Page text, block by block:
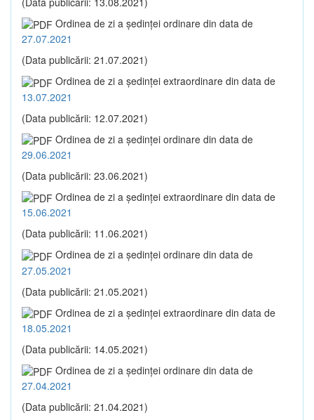
Ordinea de zi a şedinţei ordinare din data de
27.07.2021
(Data publicării: 21.07.2021)
Ordinea de zi a şedinţei extraordinare din data de
13.07.2021
(Data publicării: 12.07.2021)
Ordinea de zi a şedinţei ordinare din data de
29.06.2021
(Data publicării: 23.06.2021)
Ordinea de zi a şedinţei extraordinare din data de
15.06.2021
(Data publicării: 11.06.2021)
Ordinea de zi a şedinţei ordinare din data de
27.05.2021
(Data publicării: 21.05.2021)
Ordinea de zi a şedinţei extraordinare din data de
18.05.2021
(Data publicării: 14.05.2021)
Ordinea de zi a şedinţei ordinare din data de
27.04.2021
(Data publicării: 21.04.2021)